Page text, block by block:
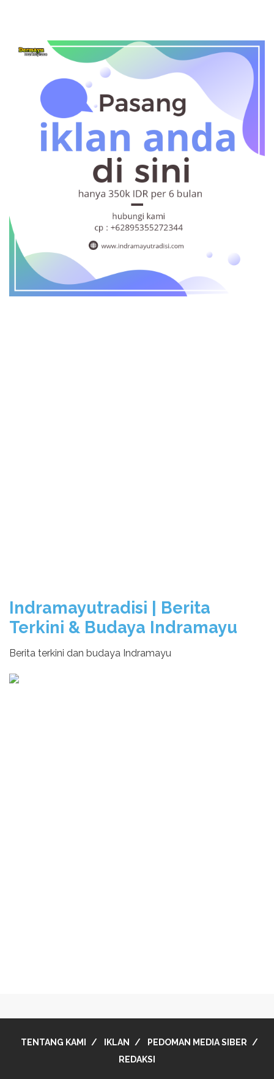
Indramayutradisi | Berita
Terkini & Budaya Indramayu
Berita terkini dan budaya Indramayu
TENTANG KAMI IKLAN
PEDOMAN MEDIA SIBER
REDAKSI